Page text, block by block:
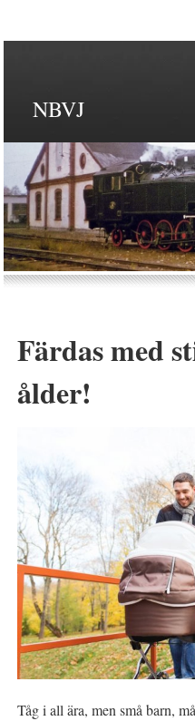
NBVJ
Färdas med
ålder!
Tåg i all ära, men små barn,